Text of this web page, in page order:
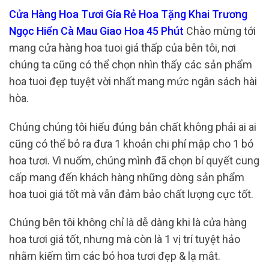
Cửa Hàng Hoa Tươi Gía Rẻ Hoa Tặng Khai Trương
Ngọc Hiển Cà Mau Giao Hoa 45 Phút Chào mừng tới
mang cửa hàng hoa tuoi giá thấp của bên tôi, nơi
chúng ta cũng có thể chọn nhìn thấy các sản phẩm
hoa tuoi đẹp tuyệt vời nhất mang mức ngân sách hài
hòa.
Chúng chúng tôi hiểu đúng bản chất không phải ai ai
cũng có thể bỏ ra đưa 1 khoản chi phí mập cho 1 bó
hoa tươi. Vì nuốm, chúng mình đã chọn bí quyết cung
cấp mang đến khách hàng những dòng sản phẩm
hoa tuoi giá tốt mà vẫn đảm bảo chất lượng cực tốt.
Chúng bên tôi không chỉ là dễ dàng khi là cửa hàng
hoa tươi giá tốt, nhưng mà còn là 1 vị trí tuyệt hảo
nhằm kiếm tìm các bó hoa tươi đẹp & lạ mắt.